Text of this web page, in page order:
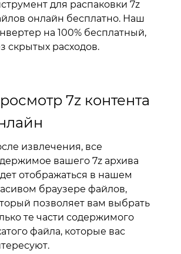
для распаковки 7z
онлайн бесплатно. Наш
на 100% бесплатный,
скрытых расходов.
7z контента
извлечения, все
вашего 7z архива
отображаться в нашем
браузере файлов,
позволяет вам выбрать
те части содержимого
файла, которые вас